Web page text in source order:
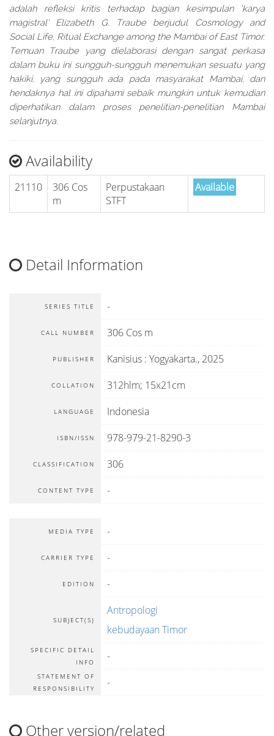
adalah refleksi kritis terhadap bagian kesimpulan ‘karya
magistral’ Elizabeth G. Traube berjudul Cosmology and
Social Life, Ritual Exchange among the Mambai of East Timor.
Temuan Traube yang dielaborasi dengan sangat perkasa
dalam buku ini sungguh-sungguh menemukan sesuatu yang
hakiki, yang sungguh ada pada masyarakat Mambai, dan
hendaknya hal ini dipahami sebaik mungkin untuk kemudian
diperhatikan dalam proses penelitian-penelitian Mambai
selanjutnya.
Availability
21110
306 Cos
m
Perpustakaan
STFT
Available
Detail Information
SERIES TITLE -
CALL NUMBER 306 Cos m
PUBLISHER Kanisius : Yogyakarta., 2025
COLLATION 312hlm; 15x21cm
LANGUAGE Indonesia
ISBN/ISSN 978-979-21-8290-3
CLASSIFICATION 306
CONTENT TYPE -
MEDIA TYPE -
CARRIER TYPE -
EDITION -
SUBJECT(S)
Antropologi
kebudayaan Timor
SPECIFIC DETAIL
INFO
-
STATEMENT OF
RESPONSIBILITY
-
Other version/related